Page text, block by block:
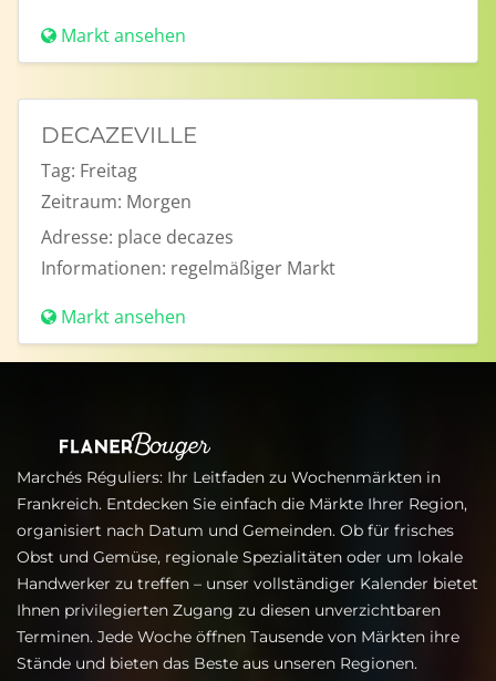
Markt ansehen
DECAZEVILLE
Tag: Freitag
Zeitraum: Morgen
Adresse: place decazes
Informationen: regelmäßiger Markt
Markt ansehen
Marchés Réguliers: Ihr Leitfaden zu Wochenmärkten in
Frankreich. Entdecken Sie einfach die Märkte Ihrer Region,
organisiert nach Datum und Gemeinden. Ob für frisches
Obst und Gemüse, regionale Spezialitäten oder um lokale
Handwerker zu treffen – unser vollständiger Kalender bietet
Ihnen privilegierten Zugang zu diesen unverzichtbaren
Terminen. Jede Woche öffnen Tausende von Märkten ihre
Stände und bieten das Beste aus unseren Regionen.